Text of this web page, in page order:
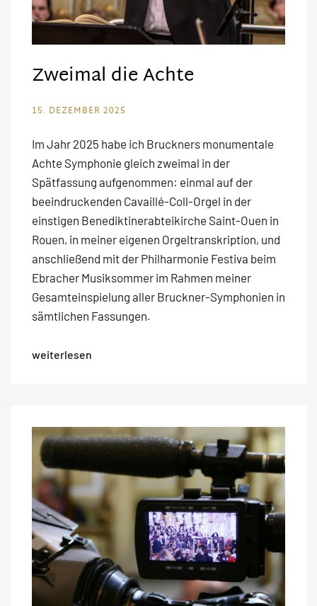
Zweimal die Achte
15. DEZEMBER 2025
Im Jahr 2025 habe ich Bruckners monumentale
Achte Symphonie gleich zweimal in der
Spätfassung aufgenommen: einmal auf der
beeindruckenden Cavaillé-Coll-Orgel in der
einstigen Benediktinerabteikirche Saint-Ouen in
Rouen, in meiner eigenen Orgeltranskription, und
anschließend mit der Philharmonie Festiva beim
Ebracher Musiksommer im Rahmen meiner
Gesamteinspielung aller Bruckner-Symphonien in
sämtlichen Fassungen.
weiterlesen